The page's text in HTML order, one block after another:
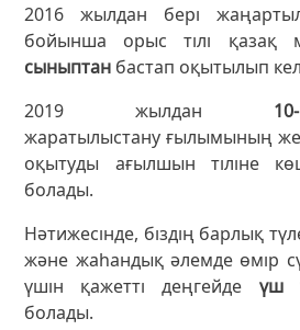
2016 жылдан бері
бойынша орыс тілі қазақ
сыныптан бастап оқытылып
2019 жылдан
жаратылыстану ғылымының
оқытуды ағылшын тіліне
болады.
Нәтижесінде, біздің барлық
және жаһандық әлемде өмір
үшін қажетті деңгейде үш
болады.